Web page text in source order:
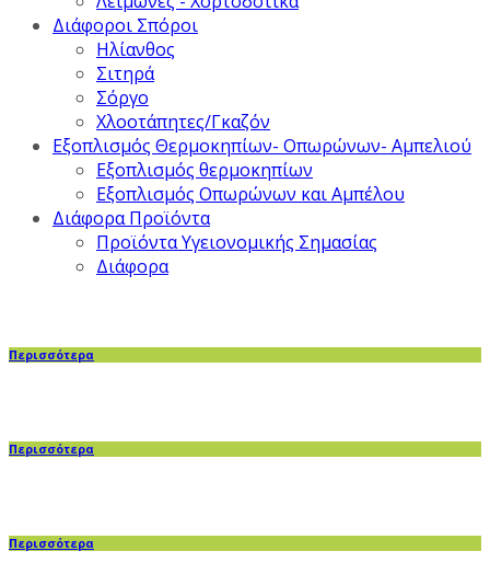
Διάφοροι Σπόροι
Ηλίανθος
Σιτηρά
Σόργο
Χλοοτάπητες/Γκαζόν
Εξοπλισμός Θερμοκηπίων- Οπωρώνων- Αμπελιού
Εξοπλισμός θερμοκηπίων
Εξοπλισμός Οπωρώνων και Αμπέλου
Διάφορα Προϊόντα
Προϊόντα Υγειονομικής Σημασίας
Διάφορα
Περισσότερα
Περισσότερα
Περισσότερα